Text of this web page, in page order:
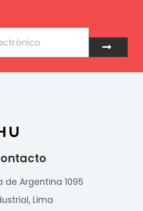
Enviar
de Argentina 1095
Lima